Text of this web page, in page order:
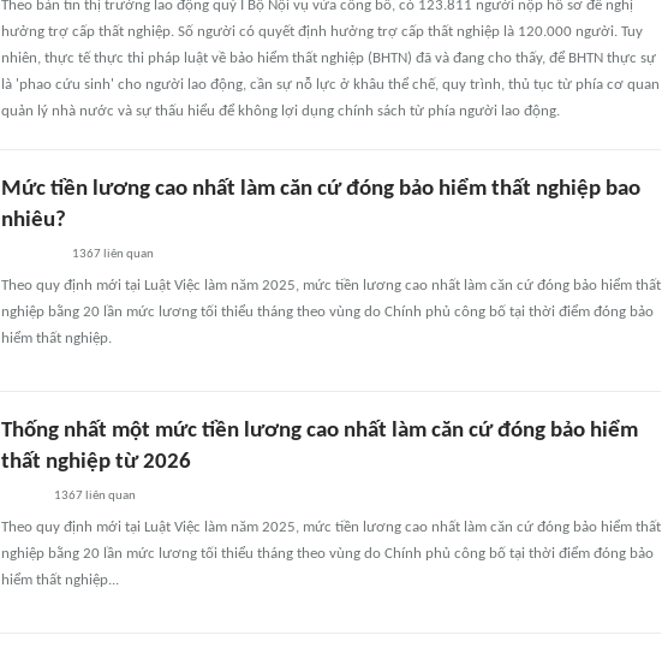
Theo bản tin thị trường lao động quý I Bộ Nội vụ vừa công bố, có 123.811 người nộp hồ sơ đề nghị
hưởng trợ cấp thất nghiệp. Số người có quyết định hưởng trợ cấp thất nghiệp là 120.000 người. Tuy
nhiên, thực tế thực thi pháp luật về bảo hiểm thất nghiệp (BHTN) đã và đang cho thấy, để BHTN thực sự
là 'phao cứu sinh' cho người lao động, cần sự nỗ lực ở khâu thể chế, quy trình, thủ tục từ phía cơ quan
quản lý nhà nước và sự thấu hiểu để không lợi dụng chính sách từ phía người lao động.
Mức tiền lương cao nhất làm căn cứ đóng bảo hiểm thất nghiệp bao
nhiêu?
1367 liên quan
Theo quy định mới tại Luật Việc làm năm 2025, mức tiền lương cao nhất làm căn cứ đóng bảo hiểm thất
nghiệp bằng 20 lần mức lương tối thiểu tháng theo vùng do Chính phủ công bố tại thời điểm đóng bảo
hiểm thất nghiệp.
Thống nhất một mức tiền lương cao nhất làm căn cứ đóng bảo hiểm
thất nghiệp từ 2026
1367 liên quan
Theo quy định mới tại Luật Việc làm năm 2025, mức tiền lương cao nhất làm căn cứ đóng bảo hiểm thất
nghiệp bằng 20 lần mức lương tối thiểu tháng theo vùng do Chính phủ công bố tại thời điểm đóng bảo
hiểm thất nghiệp...